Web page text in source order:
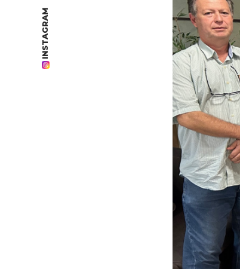
INSTAGRAM